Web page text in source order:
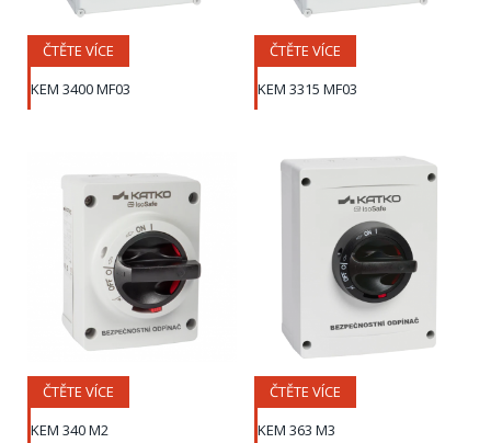
ČTĚTE VÍCE
KEM 3400 MF03
ČTĚTE VÍCE
KEM 3315 MF03
ČTĚTE VÍCE
KEM 340 M2
ČTĚTE VÍCE
KEM 363 M3